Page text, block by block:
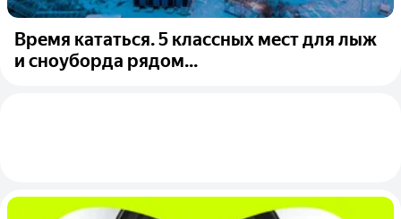
Время кататься. 5 классных мест для лыж
и сноуборда рядом...